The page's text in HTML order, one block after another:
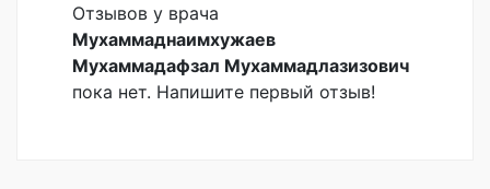
Отзывов у врача
Мухаммаднаимхужаев
Мухаммадафзал Мухаммадлазизович
пока нет. Напишите первый отзыв!